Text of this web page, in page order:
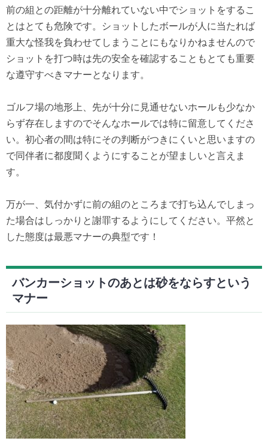
前の組との距離が十分離れていない中でショットをするこ
とはとても危険です。ショットしたボールが人に当たれば
重大な怪我を負わせてしまうことにもなりかねませんので
ショットを打つ時は先の安全を確認することもとても重要
な遵守すべきマナーとなります。
ゴルフ場の地形上、先が十分に見通せないホールも少なか
らず存在しますのでそんなホールでは特に留意してくださ
い。初心者の間は特にその判断がつきにくいと思いますの
で同伴者に都度聞くようにすることが望ましいと言えま
す。
万が一、気付かずに前の組のところまで打ち込んでしまっ
た場合はしっかりと謝罪するようにしてください。平然と
した態度は最悪マナーの典型です！
バンカーショットのあとは砂をならすという
マナー